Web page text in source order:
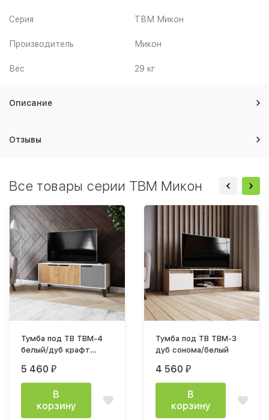
Серия ТВМ Микон
Производитель Микон
Вес 29 кг
Описание
Отзывы
Все товары серии ТВМ Микон
Тумба под ТВ ТВМ-4
белый/дуб крафт
5 460 ₽
В
корзину
Тумба под ТВ ТВМ-3
дуб сонома/белый
4 560 ₽
В
корзину